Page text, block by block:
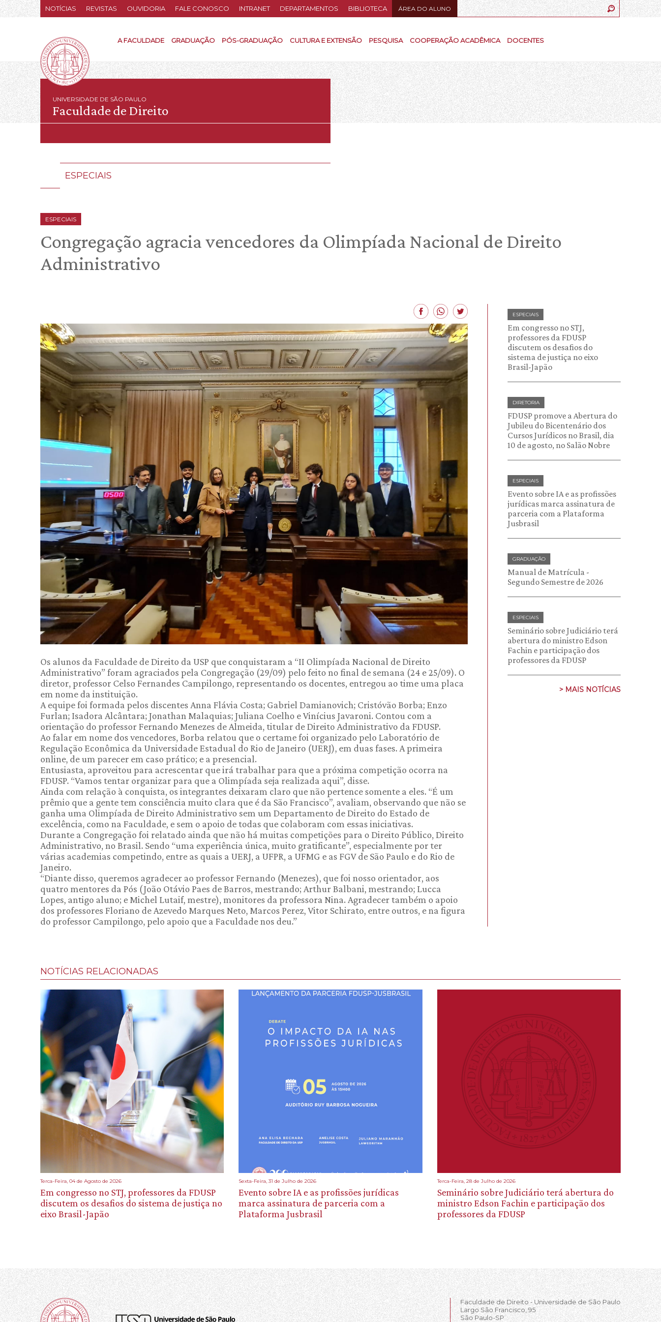
NOTÍCIAS REVISTAS OUVIDORIA FALE CONOSCO INTRANET DEPARTAMENTOS BIBLIOTECA ÁREA DO ALUNO
A FACULDADE GRADUAÇÃO PÓS-GRADUAÇÃO CULTURA E EXTENSÃO PESQUISA COOPERAÇÃO ACADÊMICA DOCENTES
UNIVERSIDADE DE SÃO PAULO
Faculdade de Direito
ESPECIAIS
ESPECIAIS
Congregação agracia vencedores da Olimpíada Nacional de Direito
Administrativo
Os alunos da Faculdade de Direito da USP que conquistaram a “II Olimpíada Nacional de Direito
Administrativo” foram agraciados pela Congregação (29/09) pelo feito no final de semana (24 e 25/09). O
diretor, professor Celso Fernandes Campilongo, representando os docentes, entregou ao time uma placa
em nome da instituição.
A equipe foi formada pelos discentes Anna Flávia Costa; Gabriel Damianovich; Cristóvão Borba; Enzo
Furlan; Isadora Alcântara; Jonathan Malaquias; Juliana Coelho e Vinícius Javaroni. Contou com a
orientação do professor Fernando Menezes de Almeida, titular de Direito Administrativo da FDUSP.
Ao falar em nome dos vencedores, Borba relatou que o certame foi organizado pelo Laboratório de
Regulação Econômica da Universidade Estadual do Rio de Janeiro (UERJ), em duas fases. A primeira
online, de um parecer em caso prático; e a presencial.
Entusiasta, aproveitou para acrescentar que irá trabalhar para que a próxima competição ocorra na
FDUSP. “Vamos tentar organizar para que a Olimpíada seja realizada aqui”, disse.
Ainda com relação à conquista, os integrantes deixaram claro que não pertence somente a eles. “É um
prêmio que a gente tem consciência muito clara que é da São Francisco”, avaliam, observando que não se
ganha uma Olimpíada de Direito Administrativo sem um Departamento de Direito do Estado de
excelência, como na Faculdade, e sem o apoio de todas que colaboram com essas iniciativas.
Durante a Congregação foi relatado ainda que não há muitas competições para o Direito Público, Direito
Administrativo, no Brasil. Sendo “uma experiência única, muito gratificante”, especialmente por ter
várias academias competindo, entre as quais a UERJ, a UFPR, a UFMG e as FGV de São Paulo e do Rio de
Janeiro.
“Diante disso, queremos agradecer ao professor Fernando (Menezes), que foi nosso orientador, aos
quatro mentores da Pós (João Otávio Paes de Barros, mestrando; Arthur Balbani, mestrando; Lucca
Lopes, antigo aluno; e Michel Lutaif, mestre), monitores da professora Nina. Agradecer também o apoio
dos professores Floriano de Azevedo Marques Neto, Marcos Perez, Vitor Schirato, entre outros, e na figura
do professor Campilongo, pelo apoio que a Faculdade nos deu.”
ESPECIAIS
Em congresso no STJ,
professores da FDUSP
discutem os desafios do
sistema de justiça no eixo
Brasil-Japão
DIRETORIA
FDUSP promove a Abertura do
Jubileu do Bicentenário dos
Cursos Jurídicos no Brasil, dia
10 de agosto, no Salão Nobre
ESPECIAIS
Evento sobre IA e as profissões
jurídicas marca assinatura de
parceria com a Plataforma
Jusbrasil
GRADUAÇÃO
Manual de Matrícula -
Segundo Semestre de 2026
ESPECIAIS
Seminário sobre Judiciário terá
abertura do ministro Edson
Fachin e participação dos
professores da FDUSP
> MAIS NOTÍCIAS
NOTÍCIAS RELACIONADAS
Terca-Feira, 04 de Agosto de 2026
Em congresso no STJ, professores da FDUSP
discutem os desafios do sistema de justiça no
eixo Brasil-Japão
Sexta-Feira, 31 de Julho de 2026
Evento sobre IA e as profissões jurídicas
marca assinatura de parceria com a
Plataforma Jusbrasil
Terca-Feira, 28 de Julho de 2026
Seminário sobre Judiciário terá abertura do
ministro Edson Fachin e participação dos
professores da FDUSP
Faculdade de Direito - Universidade de São Paulo
Largo São Francisco, 95
São Paulo-SP